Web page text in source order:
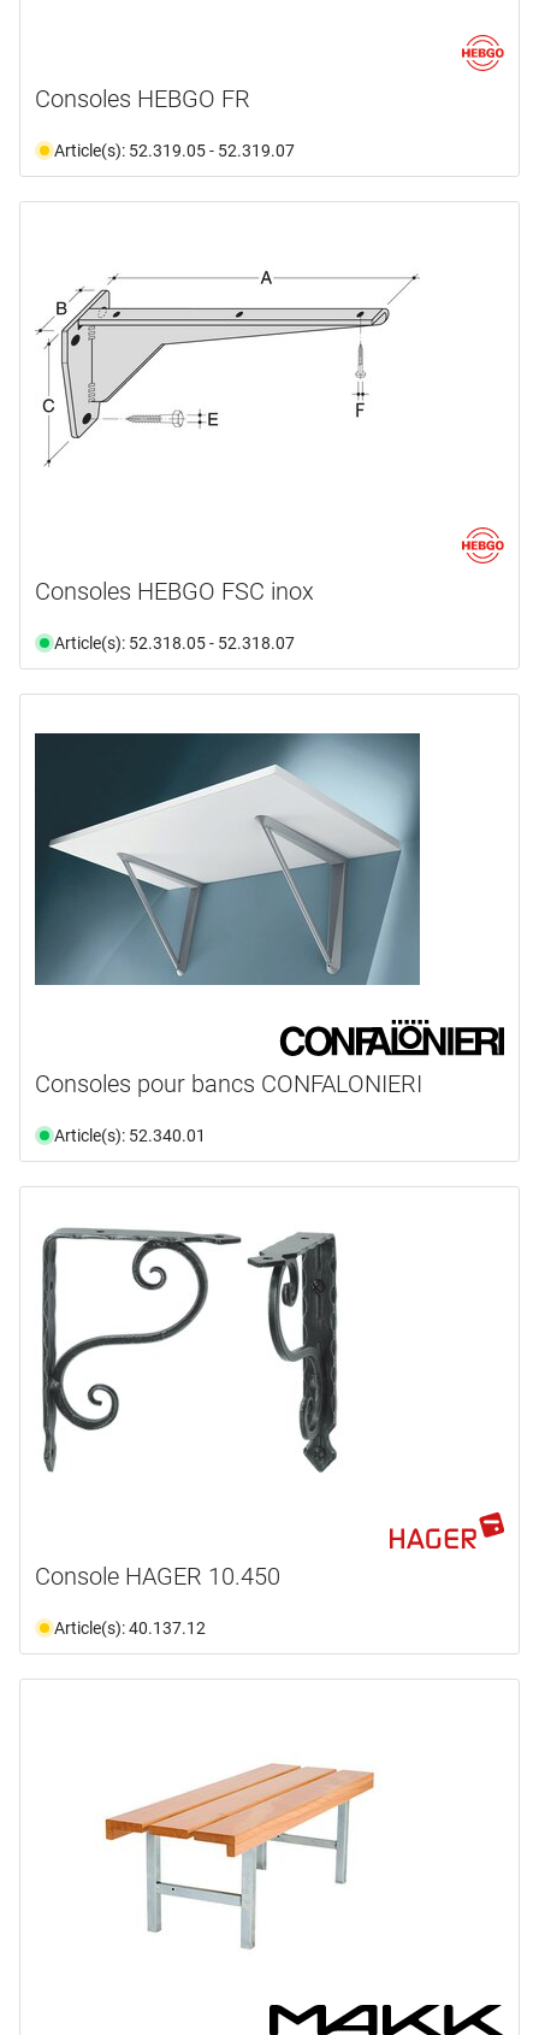
Consoles HEBGO FR
Article(s): 52.319.05 - 52.319.07
Consoles HEBGO FSC inox
Article(s): 52.318.05 - 52.318.07
Consoles pour bancs CONFALONIERI
Article(s): 52.340.01
Console HAGER 10.450
Article(s): 40.137.12